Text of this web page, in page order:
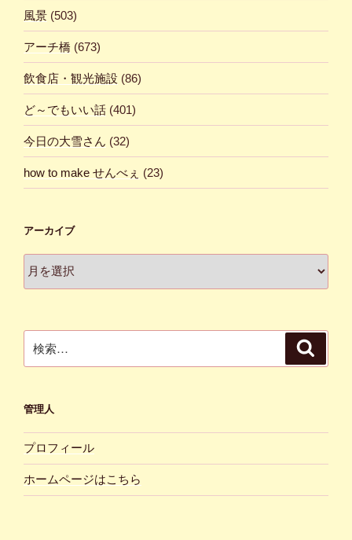
風景 (503)
アーチ橋 (673)
飲食店・観光施設 (86)
ど～でもいい話 (401)
今日の大雪さん (32)
how to make せんべぇ (23)
アーカイブ
ー
索:
管理人
プロフィール
ホームページはこちら